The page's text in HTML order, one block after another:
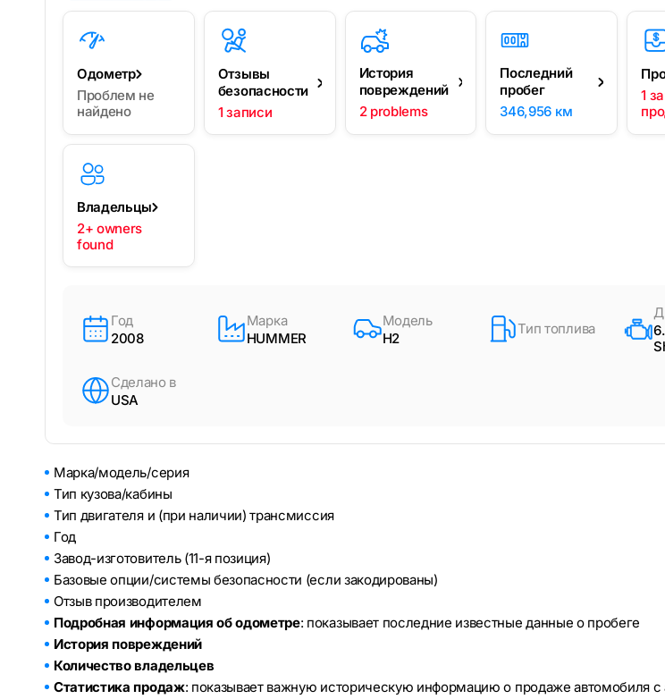
Одометр
Проблем не
найдено
Отзывы
безопасности
1 записи
История
повреждений
2 problems
Последний
пробег
346,956 км
1
Владельцы
2+ owners
found
Год
2008
Марка
HUMMER
Модель
H2
Тип топлива
Сделано в
USA
Марка/модель/серия
Тип кузова/кабины
Тип двигателя и (при наличии) трансмиссия
Год
Завод-изготовитель (11-я позиция)
Базовые опции/системы безопасности (если закодированы)
Отзыв производителем
Подробная информация об одометре: показывает последние известные данные о пробеге
История повреждений
Количество владельцев
Статистика продаж: показывает важную историческую информацию о продаже автомобиля с